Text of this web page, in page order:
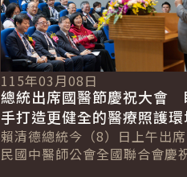
115年03月08日
總統出席國醫節慶祝大會
手打造更健全的醫療照護
共同為國人健康努力
賴清德總統今（8）日上午出
民國中醫師公會全國聯合會慶